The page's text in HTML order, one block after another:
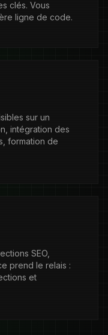
clés. Vous
ligne de code.
sur un
intégration des
formation de
SEO,
prend le relais :
et